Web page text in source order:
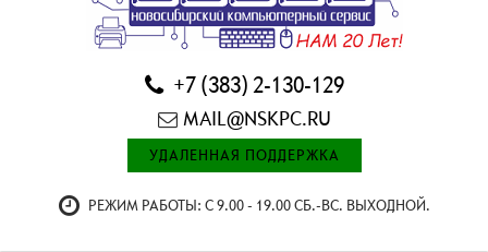
+7 (383) 2-130-129
MAIL@NSKPC.RU
УДАЛЕННАЯ ПОДДЕРЖКА
РЕЖИМ РАБОТЫ: С 9.00 - 19.00 СБ.-ВС. ВЫХОДНОЙ.